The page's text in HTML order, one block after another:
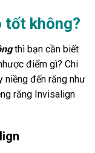
tốt không?
thì bạn cần biết
điểm gì? Chi
niềng đến răng như
răng Invisalign